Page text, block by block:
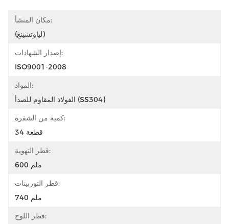
مكان المنشأ:
(لياوتشينغ)
إصدار الشهادات:
ISO9001-2008
المواد:
الفولاذ المقاوم للصدأ (SS304)
كمية من الشفرة:
34 قطعة
قطر التهوية:
600 ملم
قطر التوربينات:
740 ملم
قطر اللوح: